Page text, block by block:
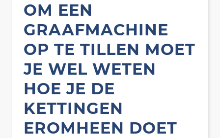
OM EEN
GRAAFMACHINE
OP TE TILLEN MOET
JE WEL WETEN
HOE JE DE
KETTINGEN
EROMHEEN DOET